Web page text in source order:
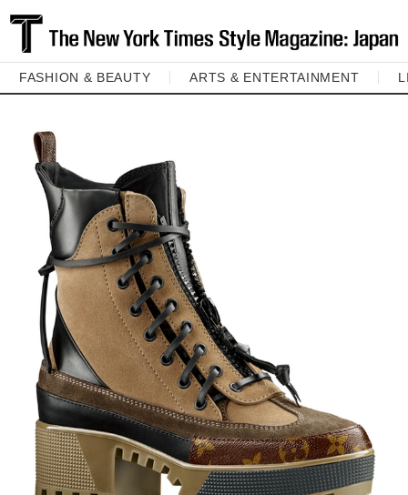
FASHION & BEAUTY ARTS & ENTERTAINMENT